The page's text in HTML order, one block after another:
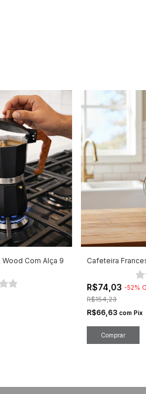
Com Alça 9
Cafeteira
R$74,03-52%
R$154,23
R$66,63com Pix